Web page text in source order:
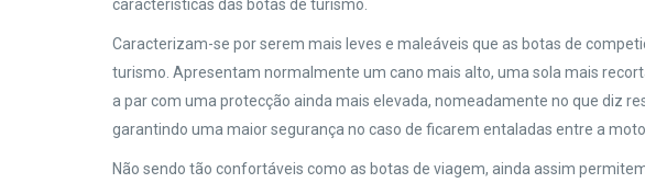
características das botas de turismo.
Caracterizam-se por serem mais leves e maleáveis que as botas de
turismo. Apresentam normalmente um cano mais alto, uma sola mais
a par com uma protecção ainda mais elevada, nomeadamente no que diz
garantindo uma maior segurança no caso de ficarem entaladas entre a moto
Não sendo tão confortáveis como as botas de viagem, ainda assim